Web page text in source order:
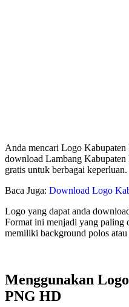
Anda mencari Logo
download Lambang Kabupaten
gratis untuk berbagai keperluan.
Baca Juga: Download Logo
Logo yang dapat anda
Format ini menjadi yang paling
memiliki background polos atau
Menggunakan
PNG HD